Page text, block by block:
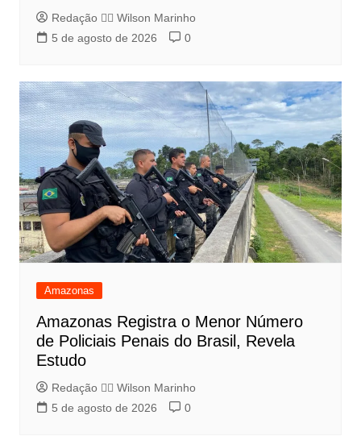
Redação 👨‍⚖️​ Wilson Marinho
5 de agosto de 2026
0
Amazonas
Amazonas Registra o Menor Número
de Policiais Penais do Brasil, Revela
Estudo
Redação 👨‍⚖️​ Wilson Marinho
5 de agosto de 2026
0